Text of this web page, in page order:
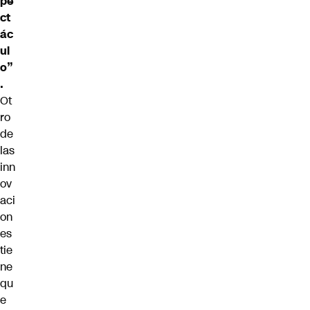
ct
ác
ul
o”
.
Ot
ro
de
las
inn
ov
aci
on
es
tie
ne
qu
e